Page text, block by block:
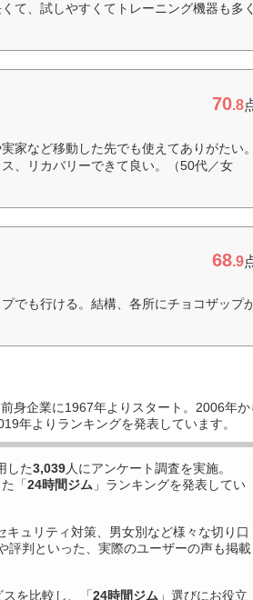
て、試しやすくてトレーニング機器も多く
70.8
家など移動した先でも使えてありがたい。
、リカバリーできて良い。（50代／女
68.9
でも行ける。結構、各所にチョコザップ
身企業に1967年よりスタート。2006年か
年よりランキングを発表しています。
した3,039人にアンケート調査を実施。
「24時間ジム 」ランキングを発表してい
ュリティ対策、男女別など様々な切り口
評判といった、実際のユーザーの声も掲載
を比較し、「24時間ジム 」選びにお役立